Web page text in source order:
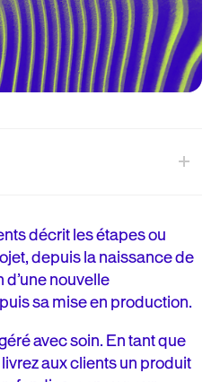
lancements
: Planifier un
dans le processus de
décrit les étapes ou
depuis la naissance de
d’une nouvelle
sa mise en production.
avec soin. En tant que
aux clients un produit